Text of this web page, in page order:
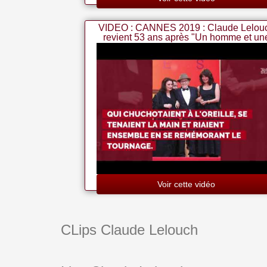
VIDEO : CANNES 2019 : Claude
revient 53 ans après "Un homme et
Voir cette vidéo
CLips Claude Lelouch